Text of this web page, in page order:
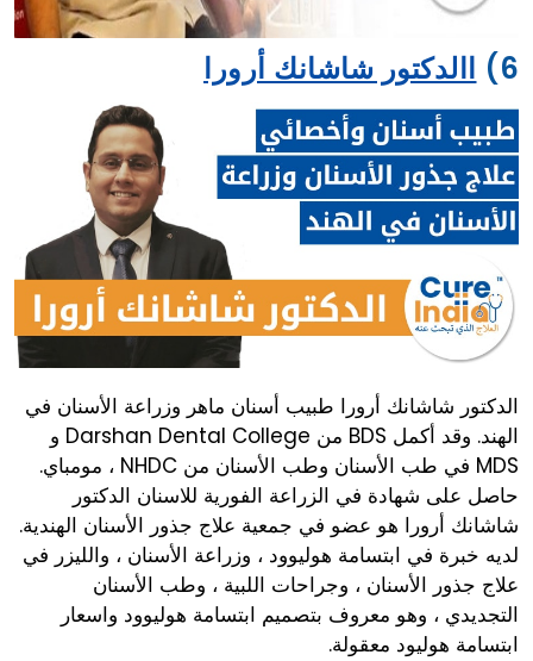
6) االدكتور شاشانك أرورا
الدكتور شاشانك أرورا طبيب أسنان ماهر وزراعة الأسنان في
الهند. وقد أكمل BDS من Darshan Dental College و
MDS في طب الأسنان وطب الأسنان من NHDC ، مومباي.
حاصل على شهادة في الزراعة الفورية للاسنان الدكتور
شاشانك أرورا هو عضو في جمعية علاج جذور الأسنان الهندية.
لديه خبرة في ابتسامة هوليوود ، وزراعة الأسنان ، والليزر في
علاج جذور الأسنان ، وجراحات اللبية ، وطب الأسنان
التجديدي ، وهو معروف بتصميم ابتسامة هوليوود واسعار
ابتسامة هوليود معقولة.